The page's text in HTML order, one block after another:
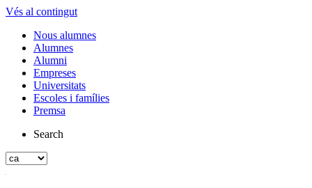
Vés al contingut
Nous alumnes
Alumnes
Alumni
Empreses
Universitats
Escoles i famílies
Premsa
Search